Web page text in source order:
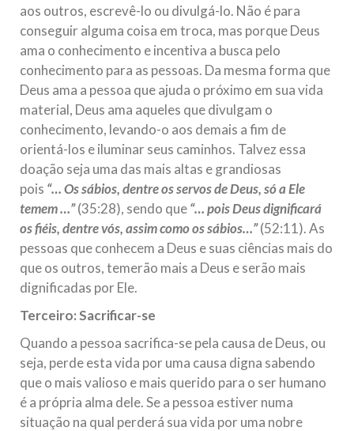
aos outros, escrevê-lo ou divulgá-lo. Não é para
conseguir alguma coisa em troca, mas porque Deus
ama o conhecimento e incentiva a busca pelo
conhecimento para as pessoas. Da mesma forma que
Deus ama a pessoa que ajuda o próximo em sua vida
material, Deus ama aqueles que divulgam o
conhecimento, levando-o aos demais a fim de
orientá-los e iluminar seus caminhos. Talvez essa
doação seja uma das mais altas e grandiosas
pois “… Os sábios, dentre os servos de Deus, só a Ele
temem …”(35:28), sendo que“… pois Deus dignificará
os fiéis, dentre vós, assim como os sábios…”(52:11). As
pessoas que conhecem a Deus e suas ciências mais do
que os outros, temerão mais a Deus e serão mais
dignificadas por Ele.
Terceiro: Sacrificar-se
Quando a pessoa sacrifica-se pela causa de Deus, ou
seja, perde esta vida por uma causa digna sabendo
que o mais valioso e mais querido para o ser humano
é a própria alma dele. Se a pessoa estiver numa
situação na qual perderá sua vida por uma nobre